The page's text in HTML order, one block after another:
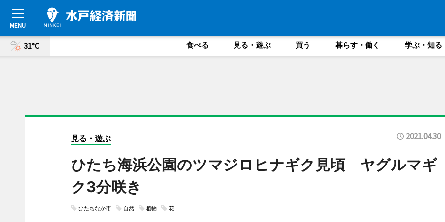
31°C 食べる 見る・遊ぶ 買う 暮らす・働く 学ぶ・知る
見る・遊ぶ 2021.04.30
ひたち海浜公園のツマジロヒナギク見頃 ヤグルマギ
ク3分咲き
ひたちなか市 自然 植物 花